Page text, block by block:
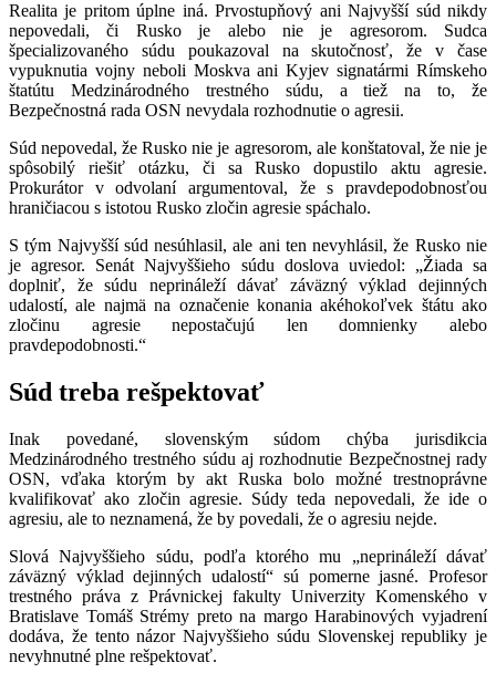
Realita je pritom úplne iná. Prvostupňový ani Najvyšší súd nikdy
nepovedali, či Rusko je alebo nie je agresorom. Sudca
špecializovaného súdu poukazoval na skutočnosť, že v čase
vypuknutia vojny neboli Moskva ani Kyjev signatármi Rímskeho
štatútu Medzinárodného trestného súdu, a tiež na to, že
Bezpečnostná rada OSN nevydala rozhodnutie o agresii.
Súd nepovedal, že Rusko nie je agresorom, ale konštatoval, že nie je
spôsobilý riešiť otázku, či sa Rusko dopustilo aktu agresie.
Prokurátor v odvolaní argumentoval, že s pravdepodobnosťou
hraničiacou s istotou Rusko zločin agresie spáchalo.
S tým Najvyšší súd nesúhlasil, ale ani ten nevyhlásil, že Rusko nie
je agresor. Senát Najvyššieho súdu doslova uviedol: „Žiada sa
doplniť, že súdu neprináleží dávať záväzný výklad dejinných
udalostí, ale najmä na označenie konania akéhokoľvek štátu ako
zločinu agresie nepostačujú len domnienky alebo
pravdepodobnosti.“
Súd treba rešpektovať
Inak povedané, slovenským súdom chýba jurisdikcia
Medzinárodného trestného súdu aj rozhodnutie Bezpečnostnej rady
OSN, vďaka ktorým by akt Ruska bolo možné trestnoprávne
kvalifikovať ako zločin agresie. Súdy teda nepovedali, že ide o
agresiu, ale to neznamená, že by povedali, že o agresiu nejde.
Slová Najvyššieho súdu, podľa ktorého mu „neprináleží dávať
záväzný výklad dejinných udalostí“ sú pomerne jasné. Profesor
trestného práva z Právnickej fakulty Univerzity Komenského v
Bratislave Tomáš Strémy preto na margo Harabinových vyjadrení
dodáva, že tento názor Najvyššieho súdu Slovenskej republiky je
nevyhnutné plne rešpektovať.